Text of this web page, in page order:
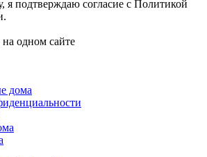
я подтверждаю согласие с Политикой
одном сайте
дома